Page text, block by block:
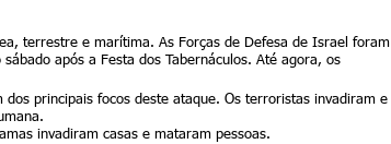
terrestre e marítima. As Forças de Defesa de Israel foram
após a Festa dos Tabernáculos. Até agora, os
dos principais focos deste ataque. Os terroristas invadiram e
invadiram casas e mataram pessoas.